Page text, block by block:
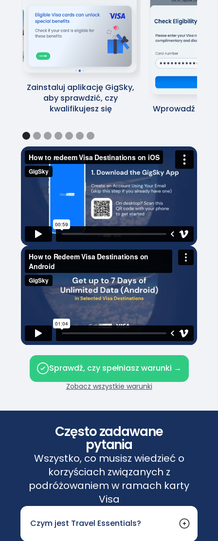
Zainstaluj aplikację GigSky,
aby sprawdzić, czy
kwalifikujesz się
Wprowadź numer
Sprawdź, czy spełniasz warunki →
Zobacz wszystkie warunki
Często zadawane
pytania
Wszystko, co musisz wiedzieć o
korzyściach związanych z
podróżowaniem w ramach karty
Visa
Czym jest Travel Essentials?